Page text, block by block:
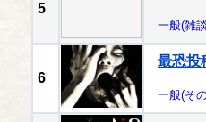
5
一般(雑
6
最恐投
一般(そ